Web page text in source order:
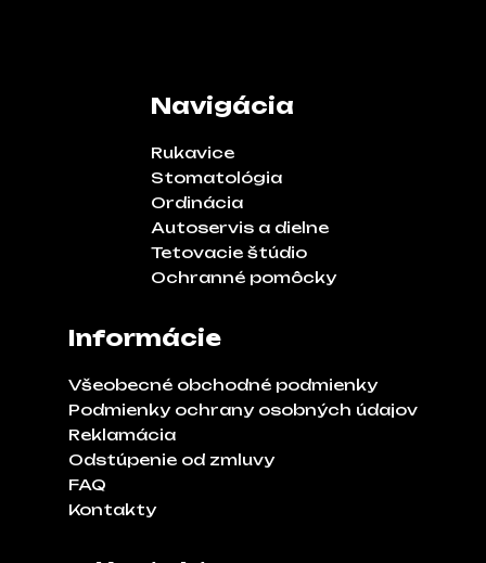
Navigácia
Rukavice
Stomatológia
Ordinácia
Autoservis a dielne
Tetovacie štúdio
Ochranné pomôcky
Informácie
Všeobecné obchodné podmienky
Podmienky ochrany osobných údajov
Reklamácia
Odstúpenie od zmluvy
FAQ
Kontakty